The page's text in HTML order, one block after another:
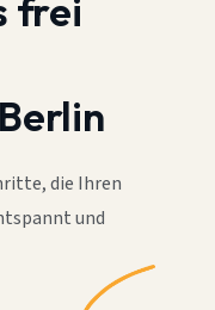
frei
die Ihren
und